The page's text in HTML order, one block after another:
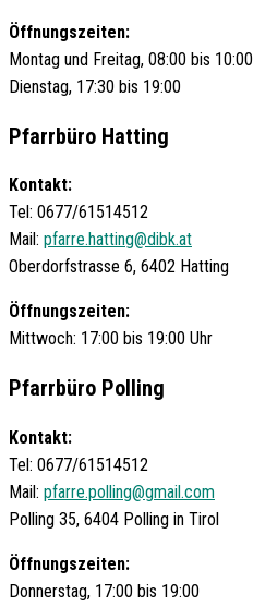
Öffnungszeiten:
Montag und Freitag, 08:00 bis 10:00
Dienstag, 17:30 bis 19:00
Pfarrbüro Hatting
Kontakt:
Tel: 0677/61514512
Mail: pfarre.hatting@dibk.at
Oberdorfstrasse 6, 6402 Hatting
Öffnungszeiten:
Mittwoch: 17:00 bis 19:00 Uhr
Pfarrbüro Polling
Kontakt:
Tel: 0677/61514512
Mail: pfarre.polling@gmail.com
Polling 35, 6404 Polling in Tirol
Öffnungszeiten:
Donnerstag, 17:00 bis 19:00